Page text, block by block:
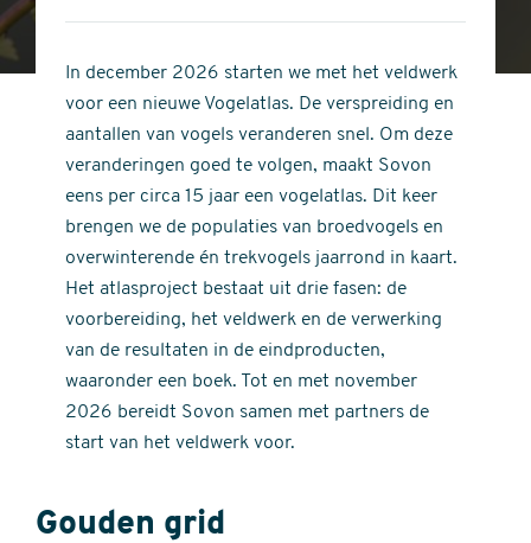
stars
of
stars
In december 2026 starten we met het veldwerk
voor een nieuwe Vogelatlas. De verspreiding en
aantallen van vogels veranderen snel. Om deze
veranderingen goed te volgen, maakt Sovon
eens per circa 15 jaar een vogelatlas. Dit keer
brengen we de populaties van broedvogels en
overwinterende én trekvogels jaarrond in kaart.
Het atlasproject bestaat uit drie fasen: de
voorbereiding, het veldwerk en de verwerking
van de resultaten in de eindproducten,
waaronder een boek. Tot en met november
2026 bereidt Sovon samen met partners de
start van het veldwerk voor.
Gouden grid